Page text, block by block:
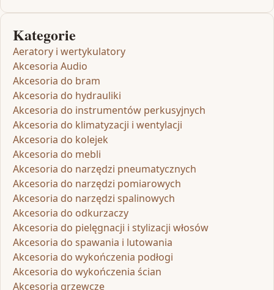
Kategorie
Aeratory i wertykulatory
Akcesoria Audio
Akcesoria do bram
Akcesoria do hydrauliki
Akcesoria do instrumentów perkusyjnych
Akcesoria do klimatyzacji i wentylacji
Akcesoria do kolejek
Akcesoria do mebli
Akcesoria do narzędzi pneumatycznych
Akcesoria do narzędzi pomiarowych
Akcesoria do narzędzi spalinowych
Akcesoria do odkurzaczy
Akcesoria do pielęgnacji i stylizacji włosów
Akcesoria do spawania i lutowania
Akcesoria do wykończenia podłogi
Akcesoria do wykończenia ścian
Akcesoria grzewcze